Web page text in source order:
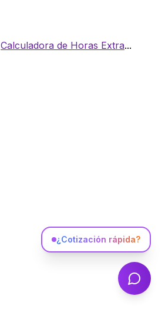
Calculadora de Horas Extra...
¿Cotización rápida?